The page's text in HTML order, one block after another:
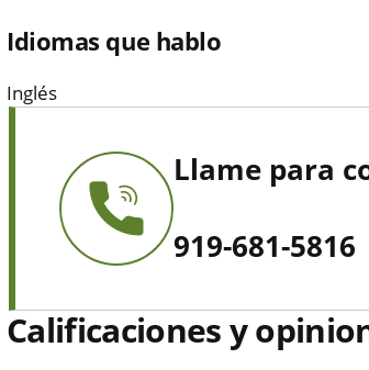
Idiomas que hablo
Inglés
Llame para
919-681-5816
Calificaciones y